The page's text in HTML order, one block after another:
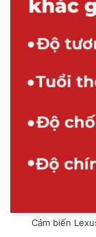
Cảm biến